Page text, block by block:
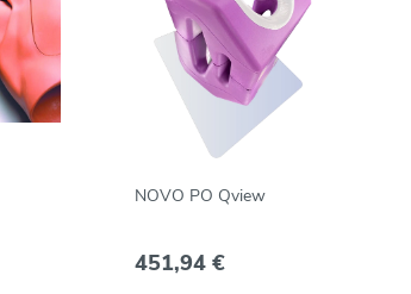
NOVO PO Qview
451,94 €